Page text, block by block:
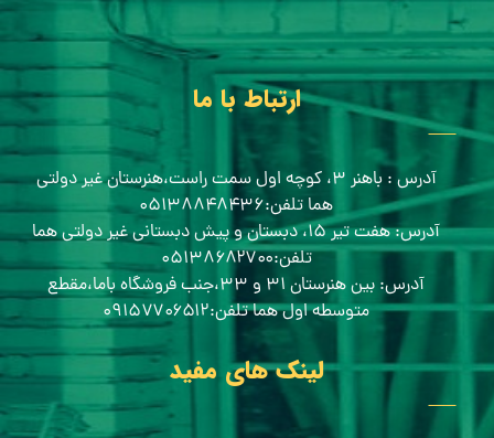
ارتباط با ما
آدرس : باهنر ۳، کوچه اول سمت راست،هنرستان غیر دولتی
هما تلفن:۰۵۱۳۸۸۴۸۴۳۶
آدرس: هفت تیر ۱۵، دبستان و پیش دبستانی غیر دولتی هما
تلفن:۰۵۱۳۸۶۸۲۷۰۰
آدرس: بین هنرستان ۳۱ و ۳۳،جنب فروشگاه باما،مقطع
متوسطه اول هما تلفن:۰۹۱۵۷۷۰۶۵۱۲
لینک های مفید